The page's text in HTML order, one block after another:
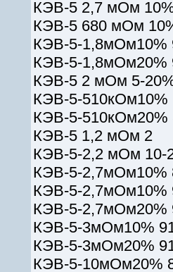
КЭВ-5 2,7 мОм
КЭВ-5 680 мОм
КЭВ-5-1,8мОм10%
КЭВ-5-1,8мОм20%
КЭВ-5 2 мОм 5-
КЭВ-5-510кОм10%
КЭВ-5-510кОм20%
КЭВ-5 1,2 мОм 2
КЭВ-5-2,2 мОм 10-
КЭВ-5-2,7мОм10%
КЭВ-5-2,7мОм10%
КЭВ-5-2,7мОм20%
КЭВ-5-3мОм10%
КЭВ-5-3мОм20%
КЭВ-5-10мОм20%